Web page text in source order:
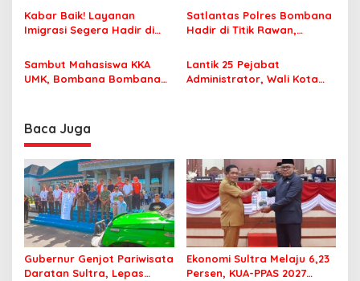
Jamaah Tetap Sehat dan
Nyaman Beribadah
Korupsi Jembatan Cirauci II
Kabar Baik! Layanan
Imigrasi Segera Hadir di
Perlu Lagi ke Kendari
Satlantas Polres Bombana
Hadir di Titik Rawan,
Sekolah dengan Aman
Sambut Mahasiswa KKA
UMK, Bombana Bombana
Lantik 25 Pejabat
Administrator, Wali Kota
Baca Juga
Gubernur Genjot Pariwisata
Daratan Sultra, Lepas
Ekonomi Sultra Melaju 6,23
Persen, KUA-PPAS 2027